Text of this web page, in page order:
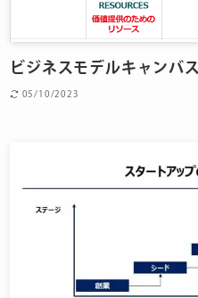
ビジネスモデルキャンバス
05/10/2023